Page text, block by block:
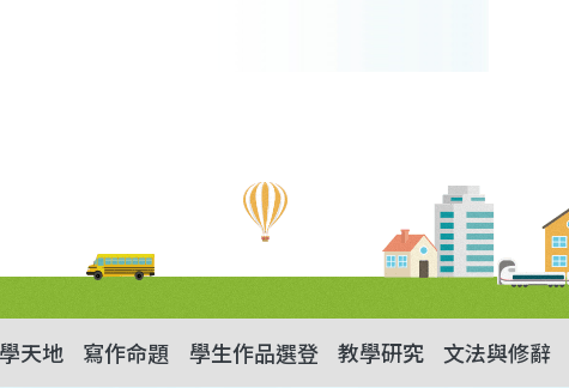
天地 寫作命題 學生作品選登 教學研究 文法與修辭